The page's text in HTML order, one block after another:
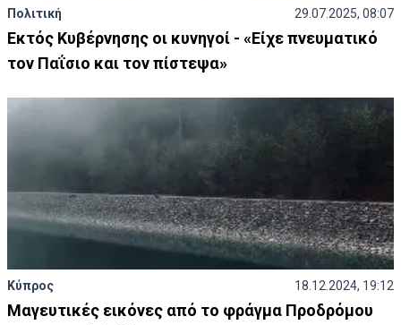
Πολιτική 29.07.2025, 08:07
Εκτός Κυβέρνησης οι κυνηγοί - «Είχε πνευματικό
τον Παΐσιο και τον πίστεψα»
Κύπρος 18.12.2024, 19:12
Μαγευτικές εικόνες από το φράγμα Προδρόμου